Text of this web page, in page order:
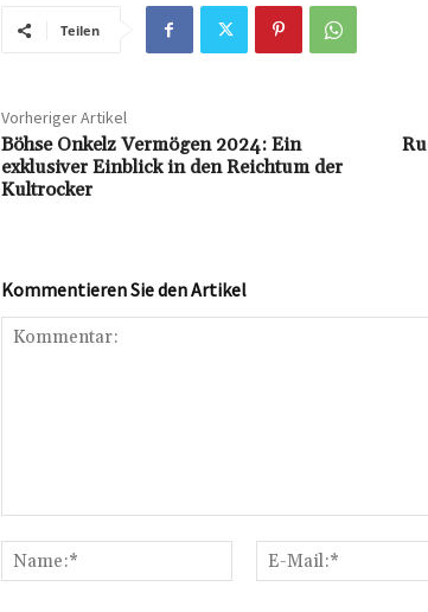
Teilen
Vorheriger Artikel
Böhse Onkelz Vermögen 2024: Ein
exklusiver Einblick in den Reichtum der
Kultrocker
Kommentieren Sie den Artikel
Name:*